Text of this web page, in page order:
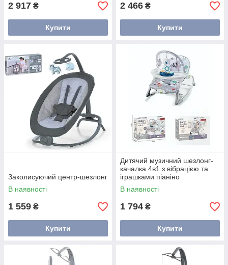
2 917 ₴
Купити
2 466 ₴
Купити
Заколисуючий центр-шезлонг
В наявності
1 559 ₴
Купити
Дитячий музичний шезлонг-
качалка 4в1 з вібрацією та
іграшками піаніно
В наявності
1 794 ₴
Купити